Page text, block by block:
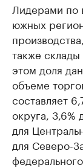
Лидерами по
южных
также
этом доля
объеме
составляет
округа, 3,6%
для
для Северо-